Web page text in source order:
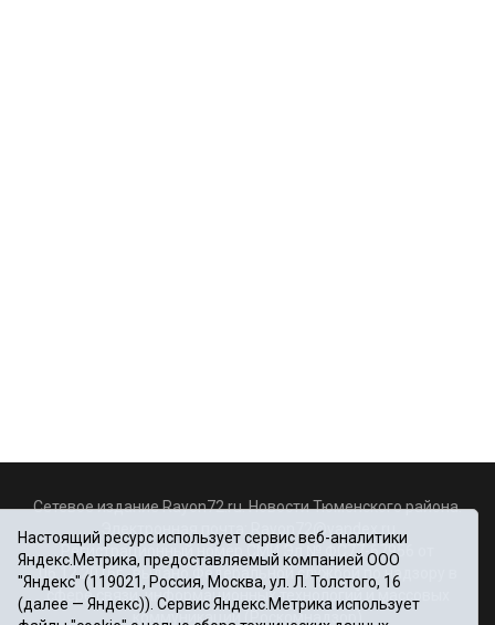
Сетевое издание Rayon72.ru. Новости Тюменского района.
Rayon72@yandex.ru
Регистрационный номер СМИ Эл № ФС77-67956 от
06.12.2016г., выдано Федеральной службой по надзору в
сфере связи, информационных технологий и массовых
коммуникаций (Роскомнадзор)
Настоящий ресурс использует сервис веб-аналитики
Яндекс.Метрика, предоставляемый компанией ООО
"Яндекс" (119021, Россия, Москва, ул. Л. Толстого, 16
(далее — Яндекс)). Сервис Яндекс.Метрика использует